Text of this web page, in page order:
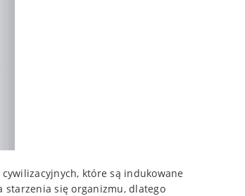
które są indukowane
się organizmu, dlatego